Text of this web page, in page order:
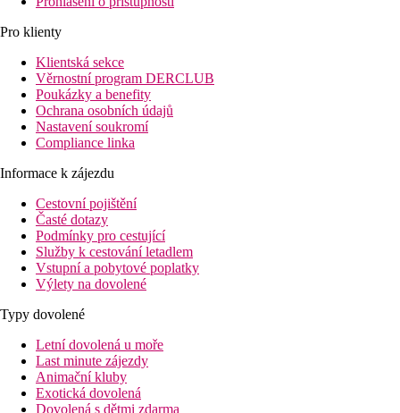
Pro klienty
Klientská sekce
Věrnostní program DERCLUB
Poukázky a benefity
Ochrana osobních údajů
Nastavení soukromí
Compliance linka
Informace k zájezdu
Cestovní pojištění
Časté dotazy
Podmínky pro cestující
Služby k cestování letadlem
Vstupní a pobytové poplatky
Výlety na dovolené
Typy dovolené
Letní dovolená u moře
Last minute zájezdy
Animační kluby
Exotická dovolená
Dovolená s dětmi zdarma